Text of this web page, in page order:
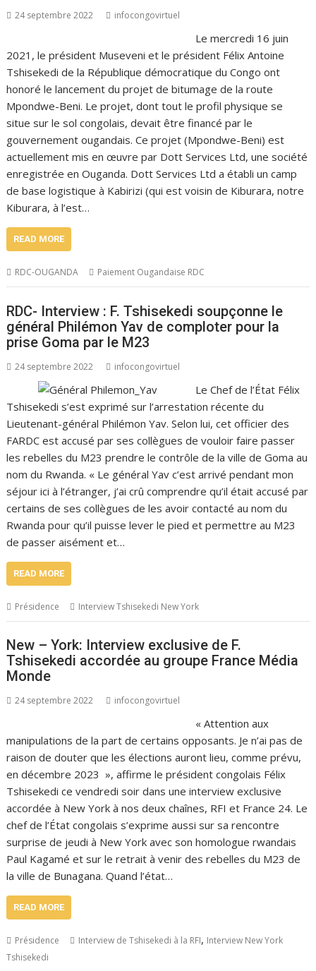
24 septembre 2022 infocongovirtuel
Le mercredi 16 juin
2021, le président Museveni et le président Félix Antoine
Tshisekedi de la République démocratique du Congo ont
honoré le lancement du projet de bitumage de la route
Mpondwe-Beni. Le projet, dont tout le profil physique se
situe sur le sol congolais, devait être financé par le
gouvernement ougandais. Ce projet (Mpondwe-Beni) est
actuellement mis en œuvre par Dott Services Ltd, une société
enregistrée en Ouganda. Dott Services Ltd a établi un camp
de base logistique à Kabirizi (qui est voisin de Kiburara, notre
Kiburara, à l’est…
READ MORE
RDC-OUGANDA Paiement Ougandaise RDC
RDC- Interview : F. Tshisekedi soupçonne le
général Philémon Yav de comploter pour la
prise Goma par le M23
24 septembre 2022 infocongovirtuel
Le Chef de l’État Félix
Tshisekedi s’est exprimé sur l’arrestation récente du
Lieutenant-général Philémon Yav. Selon lui, cet officier des
FARDC est accusé par ses collègues de vouloir faire passer
les rebelles du M23 prendre le contrôle de la ville de Goma au
nom du Rwanda. « Le général Yav c’est arrivé pendant mon
séjour ici à l’étranger, j’ai crû comprendre qu’il était accusé par
certains de ses collègues de les avoir contacté au nom du
Rwanda pour qu’il puisse lever le pied et permettre au M23
de passer aisément et…
READ MORE
Présidence Interview Tshisekedi New York
New – York: Interview exclusive de F.
Tshisekedi accordée au groupe France Média
Monde
24 septembre 2022 infocongovirtuel
« Attention aux
manipulations de la part de certains opposants. Je n’ai pas de
raison de douter que les élections auront lieu, comme prévu,
en décembre 2023 », affirme le président congolais Félix
Tshisekedi ce vendredi soir dans une interview exclusive
accordée à New York à nos deux chaînes, RFI et France 24. Le
chef de l’État congolais s’exprime aussi sur sa rencontre
surprise de jeudi à New York avec son homologue rwandais
Paul Kagamé et sur le retrait à venir des rebelles du M23 de
la ville de Bunagana. Quand l’état…
READ MORE
Présidence Interview de Tshisekedi à la RFI, Interview New York
Tshisekedi